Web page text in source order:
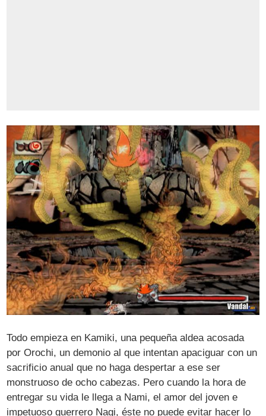
Todo empieza en Kamiki, una pequeña aldea acosada
por Orochi, un demonio al que intentan apaciguar con un
sacrificio anual que no haga despertar a ese ser
monstruoso de ocho cabezas. Pero cuando la hora de
entregar su vida le llega a Nami, el amor del joven e
impetuoso guerrero Nagi, éste no puede evitar hacer lo